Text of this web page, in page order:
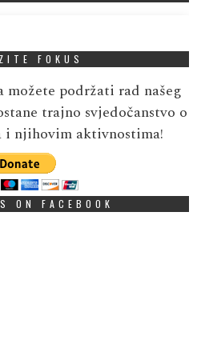
FOKUS
možete podržati rad našeg
trajno svjedočanstvo o
i njihovim aktivnostima!
ON FACEBOOK